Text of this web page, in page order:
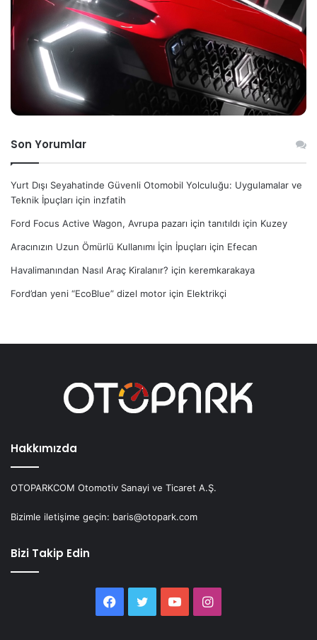
Son Yorumlar
Yurt Dışı Seyahatinde Güvenli Otomobil Yolculuğu: Uygulamalar ve
Teknik İpuçları için inzfatih
Ford Focus Active Wagon, Avrupa pazarı için tanıtıldı için Kuzey
Aracınızın Uzun Ömürlü Kullanımı İçin İpuçları için Efecan
Havalimanından Nasıl Araç Kiralanır? için keremkarakaya
Ford’dan yeni “EcoBlue” dizel motor için Elektrikçi
Hakkımızda
OTOPARKCOM Otomotiv Sanayi ve Ticaret A.Ş.
Bizimle iletişime geçin: baris@otopark.com
Bizi Takip Edin
Facebook
Twitter YouTubeInstagram